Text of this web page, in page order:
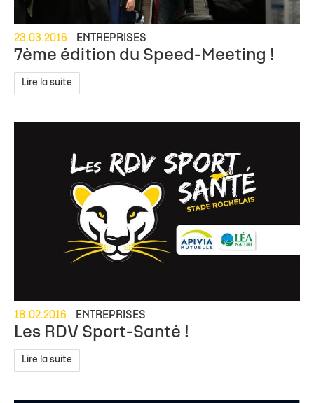
23.03.2016 ENTREPRISES
7ème édition du Speed-Meeting !
Lire la suite
18.02.2016 ENTREPRISES
Les RDV Sport-Santé !
Lire la suite